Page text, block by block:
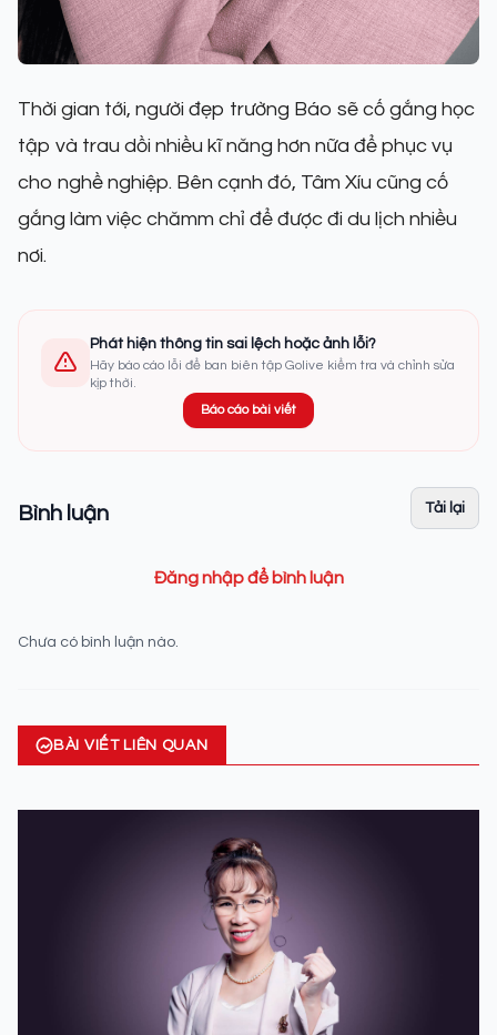
Thời gian tới, người đẹp trường Báo sẽ cố gắng học
tập và trau dồi nhiều kĩ năng hơn nữa để phục vụ
cho nghề nghiệp. Bên cạnh đó, Tâm Xíu cũng cố
gắng làm việc chămm chỉ để được đi du lịch nhiều
nơi.
Phát hiện thông tin sai lệch hoặc ảnh lỗi?
Hãy báo cáo lỗi để ban biên tập Golive kiểm tra và chỉnh sửa
kịp thời.
Báo cáo bài viết
Bình luận Tải lại
Đăng nhập để bình luận
Chưa có bình luận nào.
BÀI VIẾT LIÊN QUAN